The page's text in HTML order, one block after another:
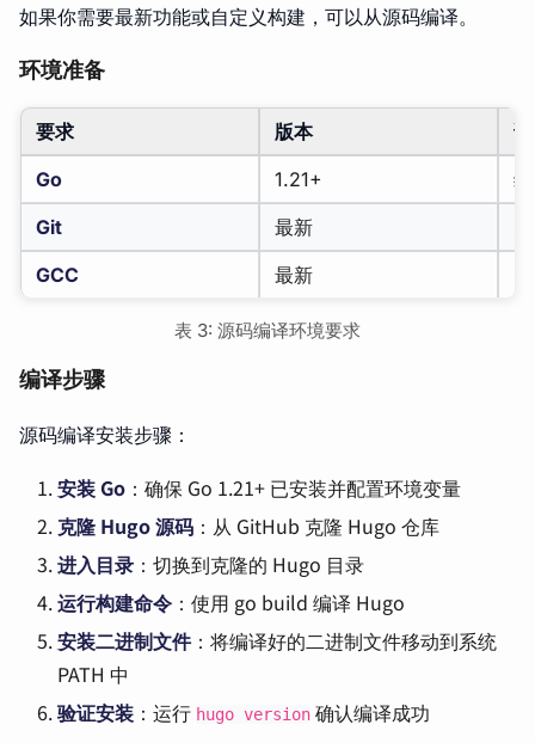
如果你需要最新功能或自定义构建，可以从源码编译。
环境准备
要求 版本
Go
1.21+
Git
最新
GCC
最新
表 3: 源码编译环境要求
编译步骤
源码编译安装步骤：
安装 Go ：确保 Go 1.21+ 已安装并配置环境变量
克隆 Hugo 源码 ：从 GitHub 克隆 Hugo 仓库
进入目录 ：切换到克隆的 Hugo 目录
运行构建命令 ：使用 go build 编译 Hugo
安装二进制文件：将编译好的二进制文件移动到系统
PATH 中
验证安装 ：运行 hugo version 确认编译成功